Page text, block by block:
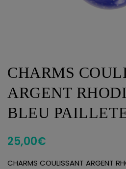
CHARMS
ARGENT
BLEU
25,00€
CHARMS COULISSANT ARGENT